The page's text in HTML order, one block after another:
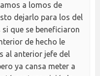
a lomos de
dejarlo para los del
que se beneficiaron
de hecho le
al anterior jefe del
ya cansa meter a